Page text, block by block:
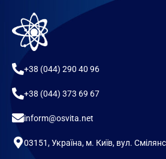
+38 (044) 290 40 96
+38 (044) 373 69 67
inform@osvita.net
03151, Україна, м. Київ, вул.